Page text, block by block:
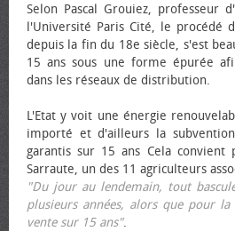
Selon Pascal Grouiez, professeur
l'Université Paris Cité, le procédé
depuis la fin du 18e siècle, s'est
15 ans sous une forme épurée
dans les réseaux de distribution.
L'Etat y voit une énergie
importé et d'ailleurs la
garantis sur 15 ans Cela convient
Sarraute, un des 11 agriculteurs
"Du jour au lendemain, tout
plusieurs années, alors que pour
vente sur 15 ans".